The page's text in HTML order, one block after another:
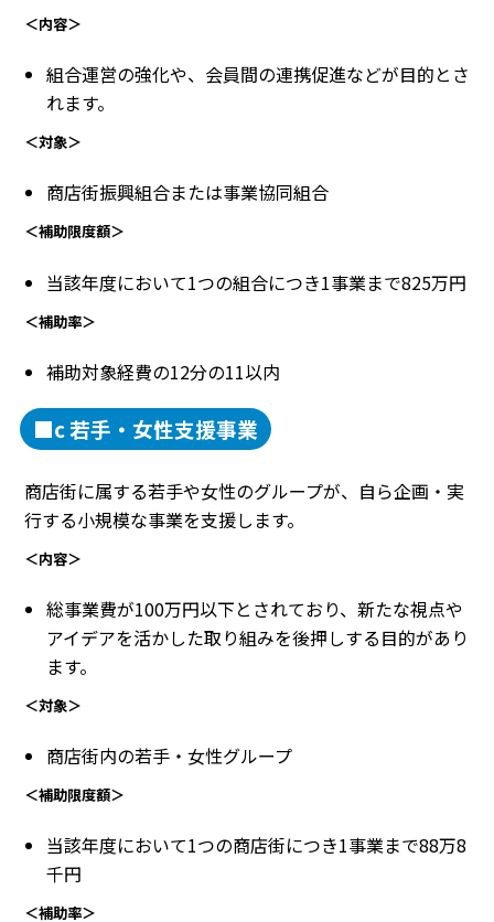
＜内容＞
組合運営の強化や、会員間の連携促進などが目的とさ
れます。
＜対象＞
商店街振興組合または事業協同組合
＜補助限度額＞
当該年度において1つの組合につき1事業まで825万円
＜補助率＞
補助対象経費の12分の11以内
■c 若手・女性支援事業
商店街に属する若手や女性のグループが、自ら企画・実
行する小規模な事業を支援します。
＜内容＞
総事業費が100万円以下とされており、新たな視点や
アイデアを活かした取り組みを後押しする目的があり
ます。
＜対象＞
商店街内の若手・女性グループ
＜補助限度額＞
当該年度において1つの商店街につき1事業まで88万8
千円
＜補助率＞